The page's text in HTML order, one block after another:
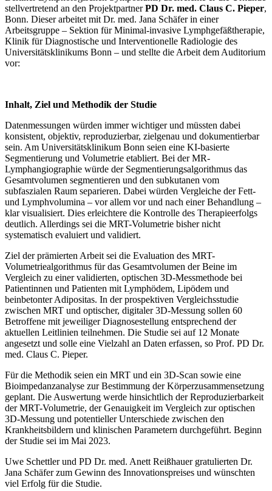
stellvertretend an den ProjektpartnerPD Dr. med. Claus C. Pieper,
Bonn. Dieser arbeitet mit Dr. med. Jana Schäfer in einer
Arbeitsgruppe – Sektion für Minimal-invasive Lymphgefäßtherapie,
Klinik für Diagnostische und Interventionelle Radiologie des
Universitätsklinikums Bonn – und stellte die Arbeit dem Auditorium
vor:
Inhalt, Ziel und Methodik der Studie
Datenmessungen würden immer wichtiger und müssten dabei
konsistent, objektiv, reproduzierbar, zielgenau und dokumentierbar
sein. Am Universitätsklinikum Bonn seien eine KI-basierte
Segmentierung und Volumetrie etabliert. Bei der MR-
Lymphangiographie würde der Segmentierungsalgorithmus das
Gesamtvolumen segmentieren und den subkutanen vom
subfaszialen Raum separieren. Dabei würden Vergleiche der Fett-
und Lymphvolumina – vor allem vor und nach einer Behandlung –
klar visualisiert. Dies erleichtere die Kontrolle des Therapieerfolgs
deutlich. Allerdings sei die MRT-Volumetrie bisher nicht
systematisch evaluiert und validiert.
Ziel der prämierten Arbeit sei die Evaluation des MRT-
Volumetriealgorithmus für das Gesamtvolumen der Beine im
Vergleich zu einer validierten, optischen 3D-Messmethode bei
Patientinnen und Patienten mit Lymphödem, Lipödem und
beinbetonter Adipositas. In der prospektiven Vergleichsstudie
zwischen MRT und optischer, digitaler 3D-Messung sollen 60
Betroffene mit jeweiliger Diagnosestellung entsprechend der
aktuellen Leitlinien teilnehmen. Die Studie sei auf 12 Monate
angesetzt und solle eine Vielzahl an Daten erfassen, so Prof. PD Dr.
med. Claus C. Pieper.
Für die Methodik seien ein MRT und ein 3D-Scan sowie eine
Bioimpedanzanalyse zur Bestimmung der Körperzusammensetzung
geplant. Die Auswertung werde hinsichtlich der Reproduzierbarkeit
der MRT-Volumetrie, der Genauigkeit im Vergleich zur optischen
3D-Messung und potentieller Unterschiede zwischen den
Krankheitsbildern und klinischen Parametern durchgeführt. Beginn
der Studie sei im Mai 2023.
Uwe Schettler und PD Dr. med. Anett Reißhauer gratulierten Dr.
Jana Schäfer zum Gewinn des Innovationspreises und wünschten
viel Erfolg für die Studie.